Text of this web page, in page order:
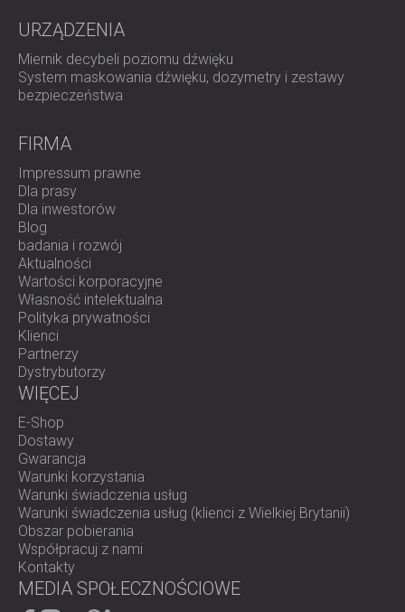
URZĄDZENIA
Miernik decybeli poziomu dźwięku
System maskowania dźwięku, dozymetry i zestawy
bezpieczeństwa
FIRMA
Impressum prawne
Dla prasy
Dla inwestorów
Blog
badania i rozwój
Aktualności
Wartości korporacyjne
Własność intelektualna
Polityka prywatności
Klienci
Partnerzy
Dystrybutorzy
WIĘCEJ
E-Shop
Dostawy
Gwarancja
Warunki korzystania
Warunki świadczenia usług
Warunki świadczenia usług (klienci z Wielkiej Brytanii)
Obszar pobierania
Współpracuj z nami
Kontakty
MEDIA SPOŁECZNOŚCIOWE